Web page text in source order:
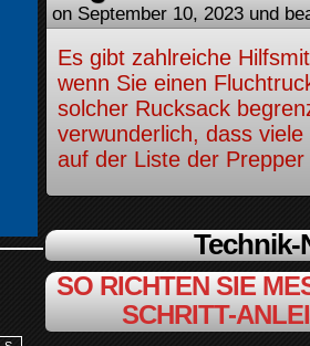
on September 10, 2023 und
Es gibt zahlreiche
wenn Sie einen
solcher Rucksack
verwunderlich, dass
auf der Liste der
SO RICHTEN SIE
SCHRITT-